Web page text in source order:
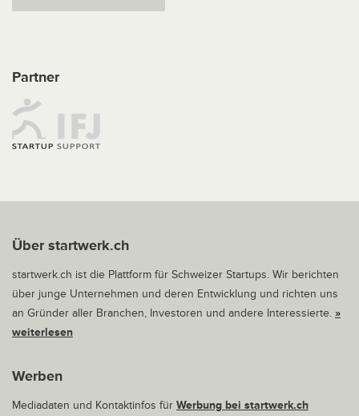
Partner
Über startwerk.ch
startwerk.ch ist die Plattform für Schweizer Startups. Wir berichten
über junge Unternehmen und deren Entwicklung und richten uns
an Gründer aller Branchen, Investoren und andere Interessierte. »
weiterlesen
Werben
Mediadaten und Kontaktinfos für Werbung bei startwerk.ch